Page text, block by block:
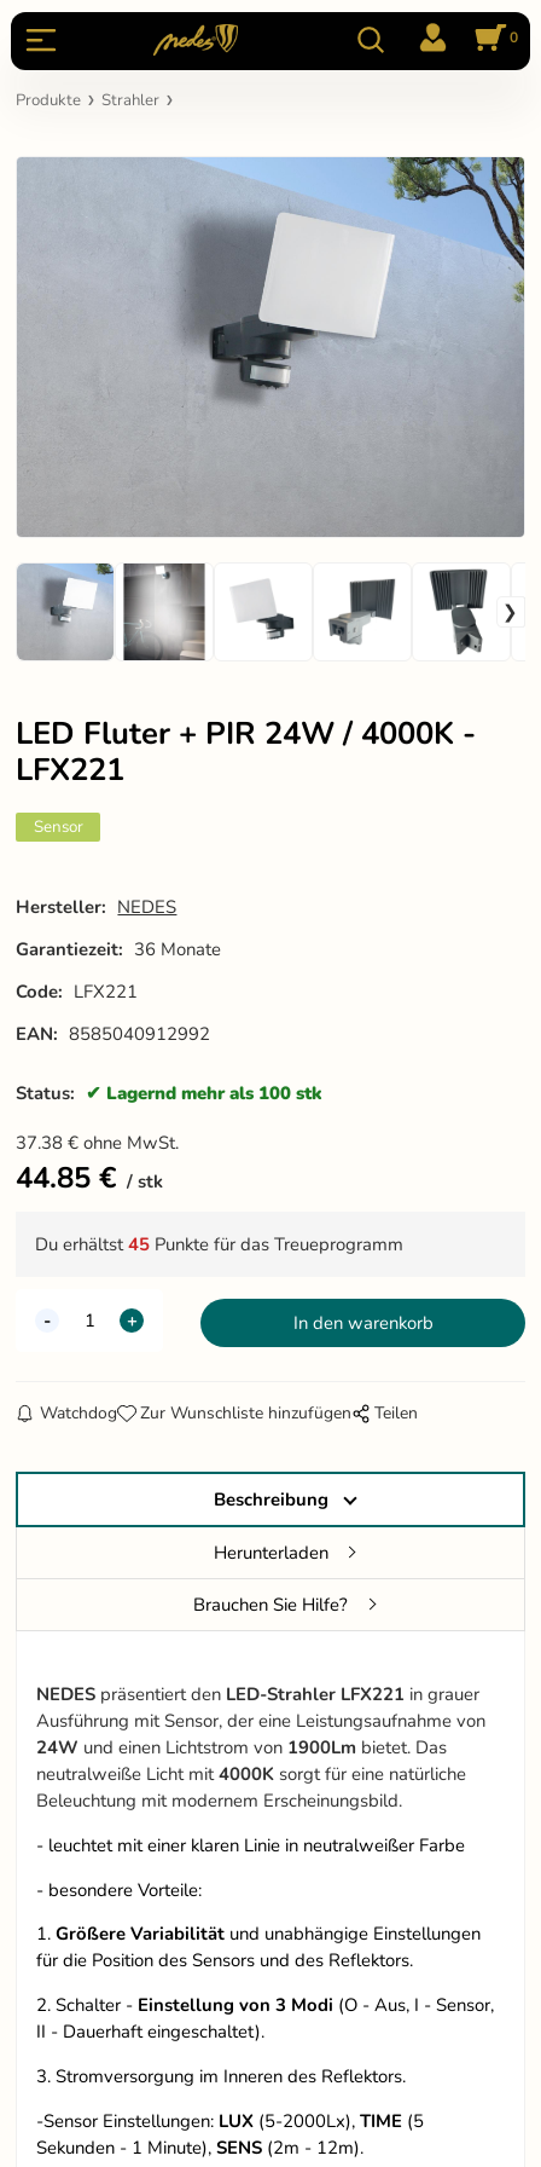
0
Produkte Strahler
LED Fluter + PIR 24W / 4000K -
LFX221
Sensor
Hersteller: NEDES
Garantiezeit: 36 Monate
Code: LFX221
EAN: 8585040912992
Status: Lagernd mehr als 100 stk
37.38 €ohne MwSt.
44.85 € stk
Du erhältst45 Punkte für das Treueprogramm
Watchdog Zur Wunschliste hinzufügen Teilen
Beschreibung
Herunterladen
Brauchen Sie Hilfe?
NEDES präsentiert den LED-Strahler LFX221 in grauer
Ausführung mit Sensor, der eine Leistungsaufnahme von
24W und einen Lichtstrom von 1900Lm bietet. Das
neutralweiße Licht mit4000K sorgt für eine natürliche
Beleuchtung mit modernem Erscheinungsbild.
- leuchtet mit einer klaren Linie in neutralweißer Farbe
- besondere Vorteile:
1.Größere Variabilität und unabhängige Einstellungen
für die Position des Sensors und des Reflektors.
2. Schalter - Einstellung von 3 Modi (O - Aus, I - Sensor,
II - Dauerhaft eingeschaltet).
3. Stromversorgung im Inneren des Reflektors.
-Sensor Einstellungen: LUX (5-2000Lx),TIME (5
Sekunden - 1 Minute),SENS (2m - 12m).